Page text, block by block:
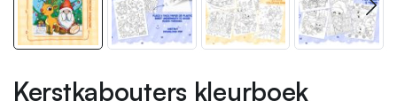
Kerstkabouters kleurboek